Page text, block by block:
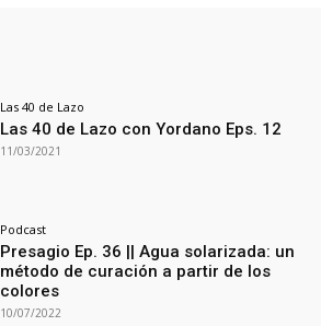
Las 40 de Lazo
Las 40 de Lazo con Yordano Eps. 12
11/03/2021
Podcast
Presagio Ep. 36 || Agua solarizada: un
método de curación a partir de los
colores
10/07/2022